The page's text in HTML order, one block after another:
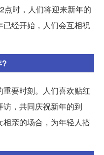
点时，人们将迎来新年的
经开始，人们会互相祝
?
要时刻。人们喜欢贴红
，共同庆祝新年的到
亲的场合，为年轻人搭